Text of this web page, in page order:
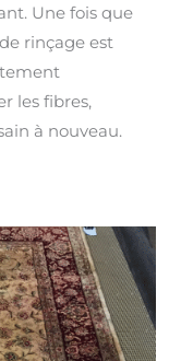
Une fois que
rinçage est
les fibres,
à nouveau.